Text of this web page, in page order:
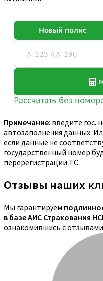
Примечание: введите гос.
автозаполнения данных.
если данные не
государственный номер
перерегистрации ТС.
Отзывы наших
Мы гарантируем
в базе АИС Страхования
ознакомившись с